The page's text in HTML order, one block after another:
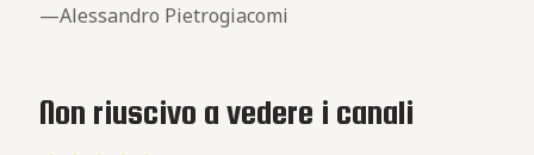
Alessandro Pietrogiacomi
Non riuscivo a vedere i canali